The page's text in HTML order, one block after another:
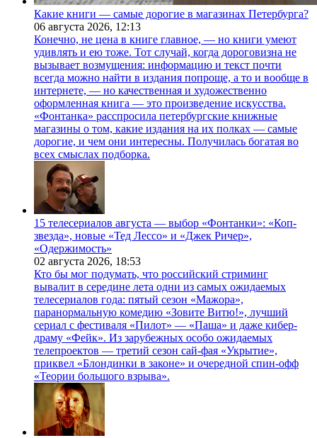
Какие книги — самые дорогие в магазинах Петербурга?
06 августа 2026, 12:13
Конечно, не цена в книге главное, — но книги умеют
удивлять и ею тоже. Тот случай, когда дороговизна не
вызывает возмущения: информацию и текст почти
всегда можно найти в издания попроще, а то и вообще в
интернете, — но качественная и художественно
оформленная книга — это произведение искусства.
«Фонтанка» расспросила петербургские книжные
магазины о том, какие издания на их полках — самые
дорогие, и чем они интересны. Получилась богатая во
всех смыслах подборка.
15 телесериалов августа — выбор «Фонтанки»: «Коп-
звезда», новые «Тед Лессо» и «Джек Ричер»,
«Одержимость»
02 августа 2026, 18:53
Кто бы мог подумать, что российский стриминг
вывалит в середине лета одни из самых ожидаемых
телесериалов года: пятый сезон «Мажора»,
паранормальную комедию «Зовите Витю!», лучший
сериал с фестиваля «Пилот» — «Паша» и даже кибер-
драму «Фейк». Из зарубежных особо ожидаемых
телепроектов — третий сезон сай-фая «Укрытие»,
приквел «Блондинки в законе» и очередной спин-офф
«Теории большого взрыва».